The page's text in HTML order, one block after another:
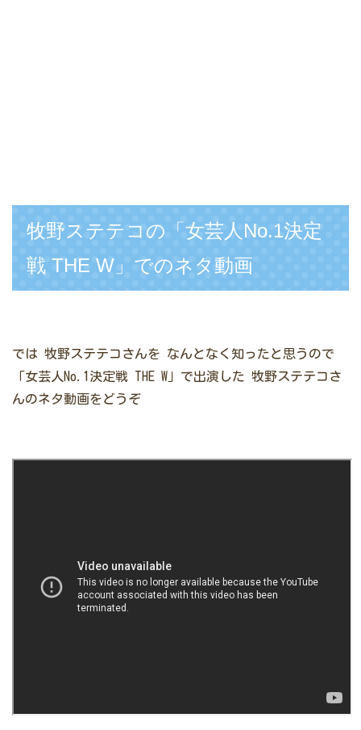
牧野ステテコの「女芸人No.1決定
戦 THE W」でのネタ動画
では 牧野ステテコさんを なんとなく知ったと思うので
「女芸人No.1決定戦 THE W」で出演した
牧野ステテコさ
んのネタ動画をどうぞ